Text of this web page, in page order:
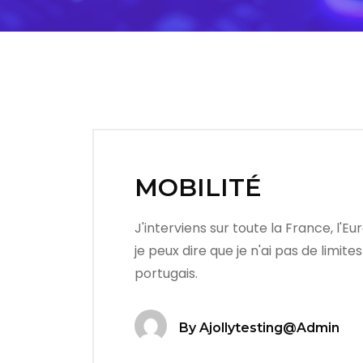
MOBILITÉ
J'interviens sur toute la France,
je peux dire que je n'ai pas de
portugais.
ByAjollytesting@admin